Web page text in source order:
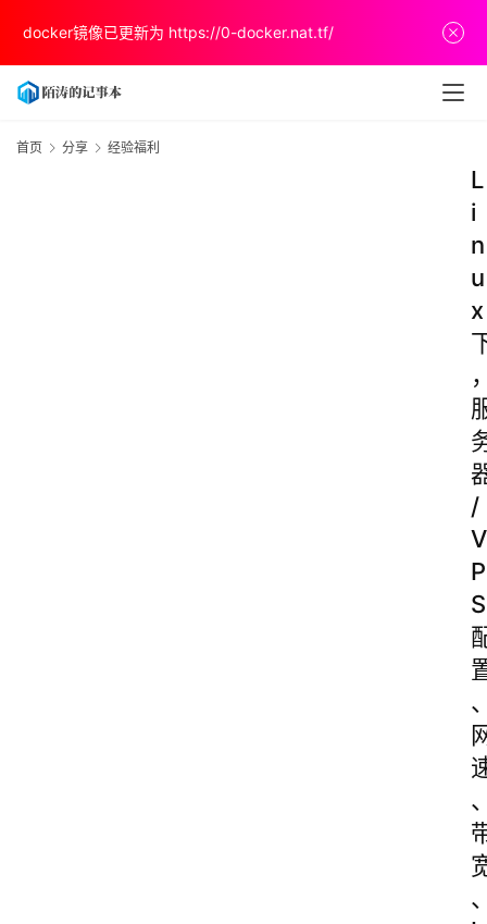
docker镜像已更新为 https://0-docker.nat.tf/
首页 分享 经验福利
L
i
n
u
x
/
V
P
S